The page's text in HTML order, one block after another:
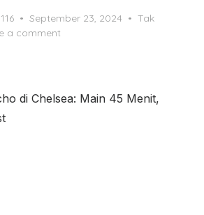
Posted
on
September 23, 2024
Tak
a comment